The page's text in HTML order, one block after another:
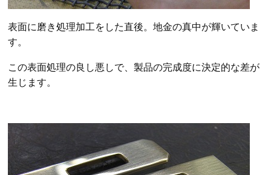
表面に磨き処理加工をした直後。地金の真中が輝いていま
す。
この表面処理の良し悪しで、製品の完成度に決定的な差が
生じます。